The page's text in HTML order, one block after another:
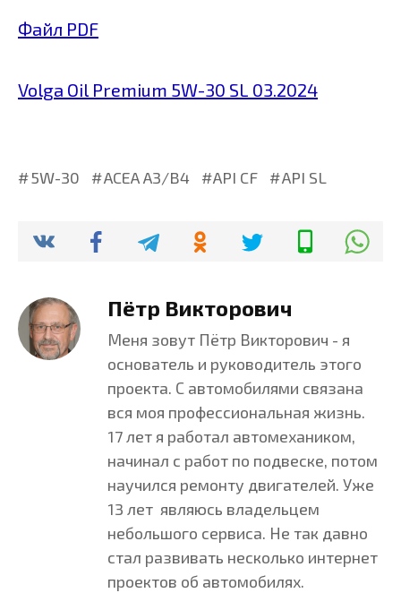
Файл PDF
Volga Oil Premium 5W-30 SL 03.2024
5W-30 ACEA A3/B4 API CF API SL
Пётр Викторович
Меня зовут Пётр Викторович - я
основатель и руководитель этого
проекта. С автомобилями связана
вся моя профессиональная жизнь.
17 лет я работал автомехаником,
начинал с работ по подвеске, потом
научился ремонту двигателей. Уже
13 лет являюсь владельцем
небольшого сервиса. Не так давно
стал развивать несколько интернет
проектов об автомобилях.